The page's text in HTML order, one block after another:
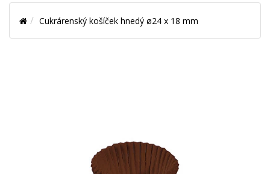
V
KATEGÓRIÁCH
Cukrárenský košíček hnedý ø24 x 18 mm